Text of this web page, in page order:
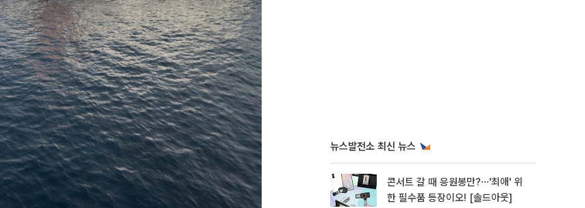
뉴스발전소 최신 뉴스
콘서트 갈 때 응원봉만?⋯'최애' 위
한 필수품 등장이오! [솔드아웃]